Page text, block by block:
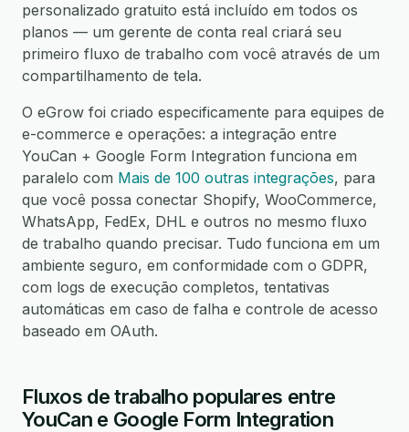
personalizado gratuito está incluído em todos os
planos — um gerente de conta real criará seu
primeiro fluxo de trabalho com você através de um
compartilhamento de tela.
O eGrow foi criado especificamente para equipes de
e-commerce e operações: a integração entre
YouCan + Google Form Integration funciona em
paralelo com Mais de 100 outras integrações, para
que você possa conectar Shopify, WooCommerce,
WhatsApp, FedEx, DHL e outros no mesmo fluxo
de trabalho quando precisar. Tudo funciona em um
ambiente seguro, em conformidade com o GDPR,
com logs de execução completos, tentativas
automáticas em caso de falha e controle de acesso
baseado em OAuth.
Fluxos de trabalho populares entre
YouCan e Google Form Integration